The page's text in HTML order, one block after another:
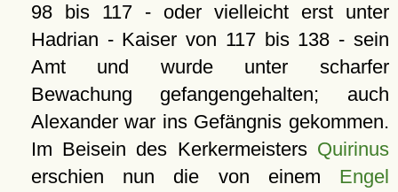
98 bis 117 - oder vielleicht erst unter
Hadrian - Kaiser von 117 bis 138 - sein
Amt und wurde unter scharfer
Bewachung gefangengehalten; auch
Alexander war ins Gefängnis gekommen.
Im Beisein des Kerkermeisters Quirinus
erschien nun die von einem Engel